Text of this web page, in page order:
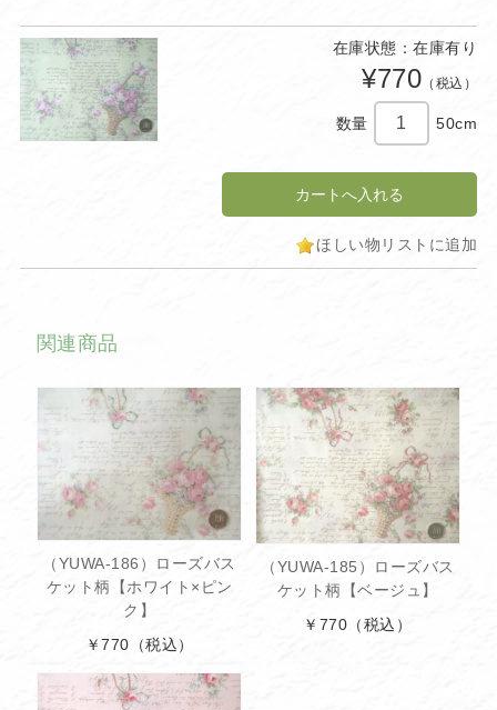
在庫状態：在庫有り
¥770 （税込）
数量 50cm
ほしい物リストに追加
関連商品
（YUWA-186）ローズバス
ケット柄【ホワイト×ピン
ク】
￥770 （税込）
（YUWA-185）ローズバス
ケット柄【ベージュ】
￥770 （税込）